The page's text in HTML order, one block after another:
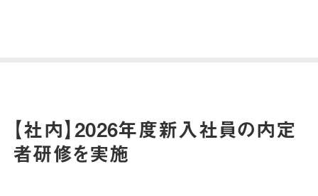
【社内】2026年度新入社員の内定
者研修を実施